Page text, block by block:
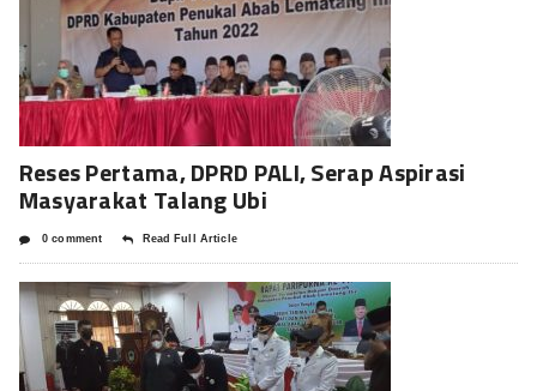
Reses Pertama, DPRD PALI, Serap Aspirasi
Masyarakat Talang Ubi
0 comment Read Full Article